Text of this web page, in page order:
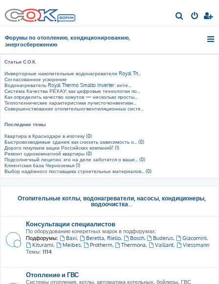
о
Форумы по отоплению, кондиционированию,
энергосбережению
Статьи С.О.К.
Инверторные накопительные водонагреватели Royal Th...
Согласованное ускорение
Водонагреватель Royal Thermo Smalto Inverter: инте...
Система Качества РЕХАУ: как цифровые технологии по...
Как определить качество хомутов — несколько просты...
Теплотехнические характеристики лучисто-конвективн...
Совершенствование отопительно-вентиляционных систе...
Последние темы
Квартира в Краснодаре в ипотеку (0)
Быстровозводимые здания: как снизить зависимость о... (0)
Дорого покупаем акции Российских компаний! (1)
Ремонт однокомнатной квартиры (0)
Подсолнечный лецитин: кто на деле заботится о ваше... (0)
Клиентская база Черноземья (1)
Выбор надёжного поставщика строительных материалов... (0)
Отопительные котлы, водонагреватели, насосы, кондиционеры,
водоочистка...
Консультации специалистов
По оборудованию конкретных марок в подфорумах:
Подфорумы:
Baxi, Beretta, Riello, Bosch, Buderus, Giacomini,
Kiturami, Meibes, Protherm, Thermona, Vaillant,
Viessmann
Темы: 1114
Отопление и ГВС
Системы отопления, котлы, автоматика котельных, бойлеры, ГВС